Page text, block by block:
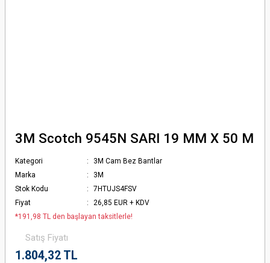
3M Scotch 9545N SARI 19 MM X 50 M
Kategori
3M Cam Bez Bantlar
Marka
3M
Stok Kodu
7HTUJS4FSV
Fiyat
26,85 EUR + KDV
*191,98 TL den başlayan taksitlerle!
Satış Fiyatı
1.804,32 TL